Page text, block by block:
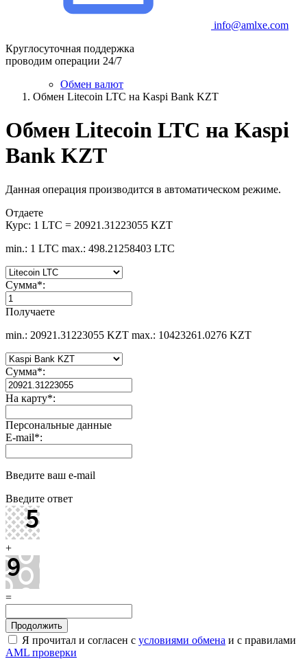
info@amlxe.com
Круглосуточная поддержка
проводим операции 24/7
Обмен валют
Обмен Litecoin LTC на Kaspi Bank KZT
Обмен Litecoin LTC на Kaspi
Bank KZT
Данная операция производится в автоматическом режиме.
Отдаете
Курс: 1 LTC = 20921.31223055 KZT
min.: 1 LTC max.: 498.21258403 LTC
Сумма*:
Получаете
min.: 20921.31223055 KZT max.: 10423261.0276 KZT
Сумма*:
На карту*:
Персональные данные
E-mail*:
Введите ваш e-mail
Введите ответ
+
=
Я прочитал и согласен с условиями обмена и с правилами
AML проверки